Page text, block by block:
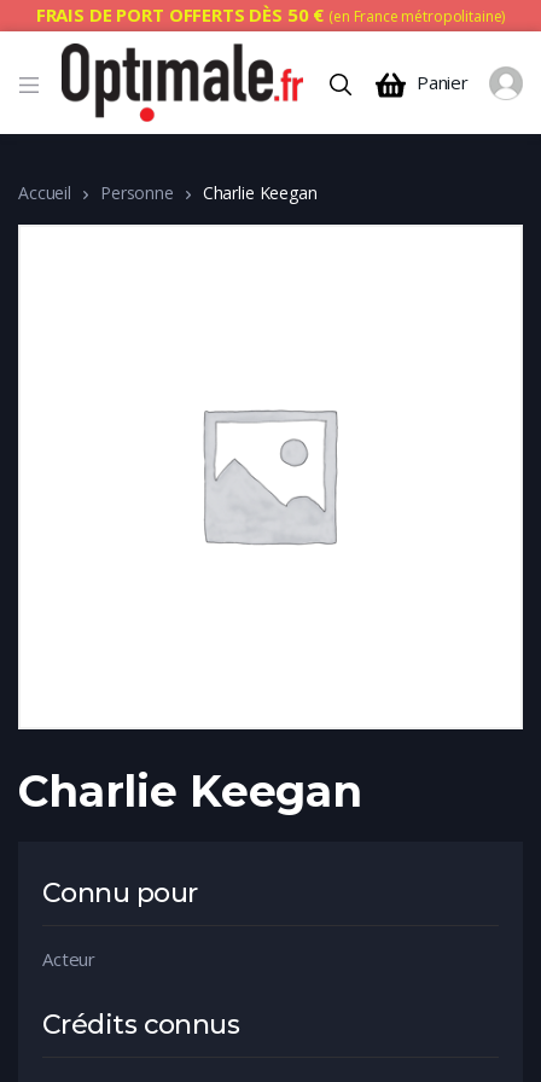
FRAIS DE PORT OFFERTS DÈS 50 € (en France métropolitaine)
Panier
Accueil Personne Charlie Keegan
Charlie Keegan
Connu pour
Acteur
Crédits connus